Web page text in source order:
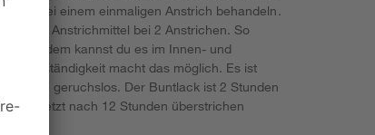
2 l bei einem einmaligen Anstrich behandeln.
dem Anstrichmittel bei 2 Anstrichen. So
Außerdem kannst du es im Innen- und
UV-Beständigkeit macht das möglich. Es ist
geruchslos. Der Buntlack ist 2 Stunden
Letzt nach 12 Stunden überstrichen